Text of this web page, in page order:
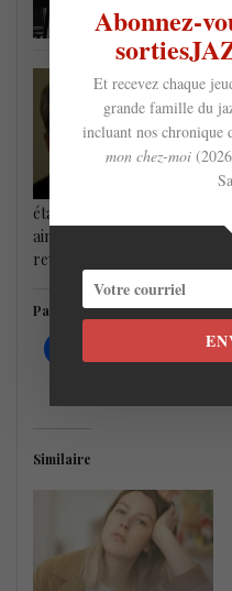
Mark
Depuis 45
auteur,
domaine
a écrit 11
était chroniqueur jazz de
ainsi que Coda Magazine,
revues et périodiques.
Partager c'est soutenir !
Similaire
Abonnez-
Et recevez chaque
grande famille du
incluant nos chronique
mon chez-moi